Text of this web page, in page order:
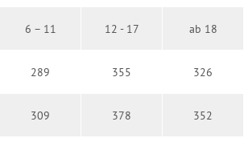
6 – 11 12 - 17 ab 18
289 355 326
309 378 352